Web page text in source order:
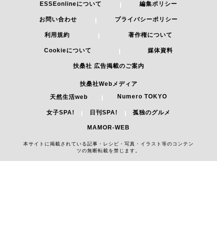
ESSEonlineについて 編集ポリシー
お問い合わせ プライバシーポリシー
利用規約 著作権について
Cookieについて 媒体資料
扶桑社 広告掲載のご案内
扶桑社Webメディア
天然生活web
Numero TOKYO
女子SPA! 日刊SPA! 孤独のグルメ
MAMOR-WEB
本サイトに掲載されている記事・レシピ・写真・イラスト等のコンテン
ツの無断転載を禁じます。